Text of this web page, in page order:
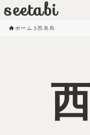
seetabi
ホーム 西表島